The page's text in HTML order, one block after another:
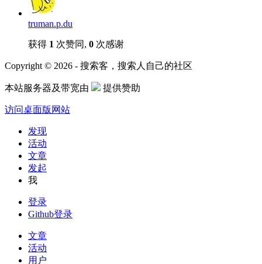
truman.p.du
获得 1 次赞同, 0 次感谢
Copyright © 2026 - 搜索客，搜索人自己的社区
本站服务器及带宽由 提供赞助
访问桌面版网站
发现
活动
文章
发起
我
登录
Github登录
文章
活动
用户